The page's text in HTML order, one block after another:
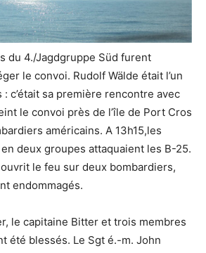
du 4./Jagdgruppe Süd furent
le convoi. Rudolf Wälde était l’un
c’était sa première rencontre avec
le convoi près de l’île de Port Cros
américains. A 13h15,les
deux groupes attaquaient les B-25.
le feu sur deux bombardiers,
endommagés.
le capitaine Bitter et trois membres
été blessés. Le Sgt é.-m. John